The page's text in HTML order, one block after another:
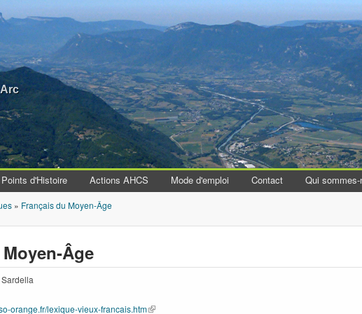
Aller au contenu principal
Points d'Histoire Actions AHCS Mode d'emploi Contact Qui
» Français du Moyen-Âge
Âge
orange.fr/lexique-vieux-francais.htm(le lien est externe)